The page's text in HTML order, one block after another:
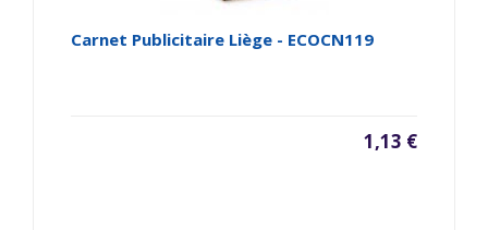
Carnet Publicitaire Liège - ECOCN119
1,13 €